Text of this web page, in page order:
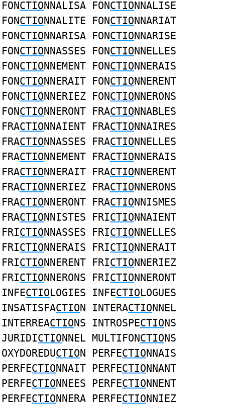
FONCTIONNALISA FONCTIONNALISE
FONCTIONNALITE FONCTIONNARIAT
FONCTIONNARISA FONCTIONNARISE
FONCTIONNASSES FONCTIONNELLES
FONCTIONNEMENT FONCTIONNERAIS
FONCTIONNERAIT FONCTIONNERENT
FONCTIONNERIEZ FONCTIONNERONS
FONCTIONNERONT FRACTIONNABLES
FRACTIONNAIENT FRACTIONNAIRES
FRACTIONNASSES FRACTIONNELLES
FRACTIONNEMENT FRACTIONNERAIS
FRACTIONNERAIT FRACTIONNERENT
FRACTIONNERIEZ FRACTIONNERONS
FRACTIONNERONT FRACTIONNISMES
FRACTIONNISTES FRICTIONNAIENT
FRICTIONNASSES FRICTIONNELLES
FRICTIONNERAIS FRICTIONNERAIT
FRICTIONNERENT FRICTIONNERIEZ
FRICTIONNERONS FRICTIONNERONT
INFECTIOLOGIES INFECTIOLOGUES
INSATISFACTION INTERACTIONNEL
INTERREACTIONS INTROSPECTIONS
JURIDICTIONNEL MULTIFONCTIONS
OXYDOREDUCTION PERFECTIONNAIS
PERFECTIONNAIT PERFECTIONNANT
PERFECTIONNEES PERFECTIONNENT
PERFECTIONNERA PERFECTIONNIEZ